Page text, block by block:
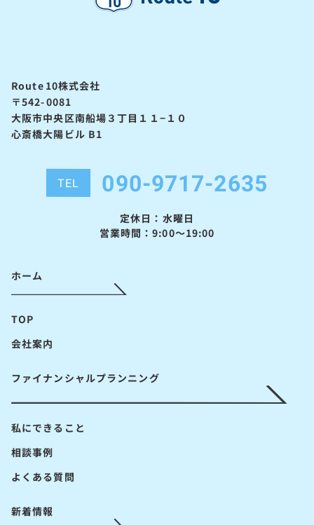
Route10株式会社
〒542-0081
大阪市中央区南船場３丁目１１−１０
心斎橋大陽ビル B1
TEL 090-9717-2635
定休日：水曜日
営業時間：9:00～19:00
ホーム
TOP
会社案内
ファイナンシャルプランニング
私にできること
相談事例
よくある質問
新着情報